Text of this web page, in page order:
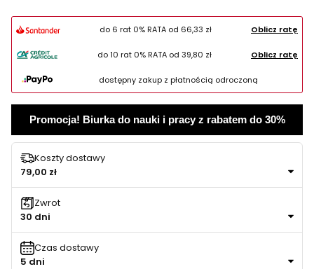
do 6 rat 0% RATA od 66,33 zł Oblicz ratę
do 10 rat 0% RATA od 39,80 zł Oblicz ratę
dostępny zakup z płatnością odroczoną
Promocja! Biurka do nauki i pracy z rabatem do 30%
Koszty dostawy
79,00 zł
Zwrot
30 dni
Czas dostawy
5 dni